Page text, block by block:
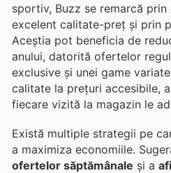
sportiv, Buzz se remarcă
excelent calitate-preț și prin
Aceștia pot beneficia de
anului, datorită ofertelor
exclusive și unei game
calitate la prețuri accesibile,
fiecare vizită la magazin le
Există multiple strategii pe
a maximiza economiile.
ofertelor săptămânale și a